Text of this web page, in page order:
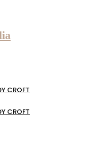
CROFT
CROFT